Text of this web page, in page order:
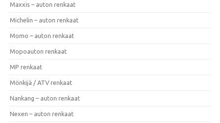
Maxxis – auton renkaat
Michelin – auton renkaat
Momo – auton renkaat
Mopoauton renkaat
MP renkaat
Mönkijä / ATV renkaat
Nankang – auton renkaat
Nexen – auton renkaat